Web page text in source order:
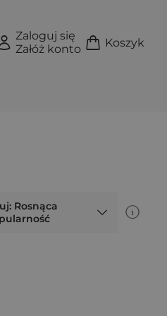
Zaloguj się
Załóż konto
Koszyk
Rosnąca